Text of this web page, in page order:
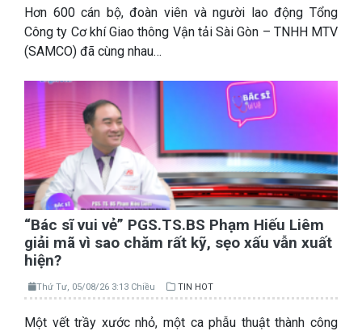
Hơn 600 cán bộ, đoàn viên và người lao động Tổng
Công ty Cơ khí Giao thông Vận tải Sài Gòn – TNHH MTV
(SAMCO) đã cùng nhau…
“Bác sĩ vui vẻ” PGS.TS.BS Phạm Hiếu Liêm
giải mã vì sao chăm rất kỹ, sẹo xấu vẫn xuất
hiện?
Thứ Tư, 05/08/26 3:13 Chiều TIN HOT
Một vết trầy xước nhỏ, một ca phẫu thuật thành công